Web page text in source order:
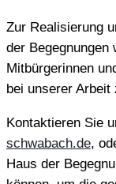
Zur Realisierung
der Begegnungen
Mitbürgerinnen
bei unserer
Kontaktieren Sie
schwabach.de,
Haus der